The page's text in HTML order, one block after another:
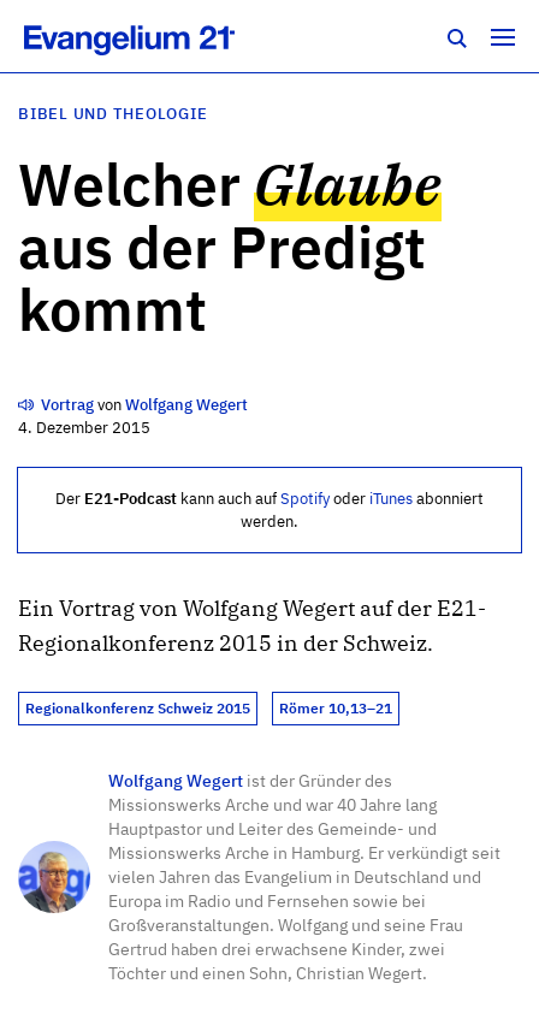
BIBEL UND THEOLOGIE
WelcherGlaube
aus der Predigt
kommt
VortragvonWolfgang Wegert
4. Dezember 2015
Der E21-Podcast kann auch aufSpotifyoder iTunesabonniert
werden.
Ein Vortrag von Wolfgang Wegert auf der E21-
Regionalkonferenz 2015 in der Schweiz.
Regionalkonferenz Schweiz 2015 Römer 10,13–21
Wolfgang Wegert ist der Gründer des
Missionswerks Arche und war 40 Jahre lang
Hauptpastor und Leiter des Gemeinde- und
Missionswerks Arche in Hamburg. Er verkündigt seit
vielen Jahren das Evangelium in Deutschland und
Europa im Radio und Fernsehen sowie bei
Großveranstaltungen. Wolfgang und seine Frau
Gertrud haben drei erwachsene Kinder, zwei
Töchter und einen Sohn, Christian Wegert.